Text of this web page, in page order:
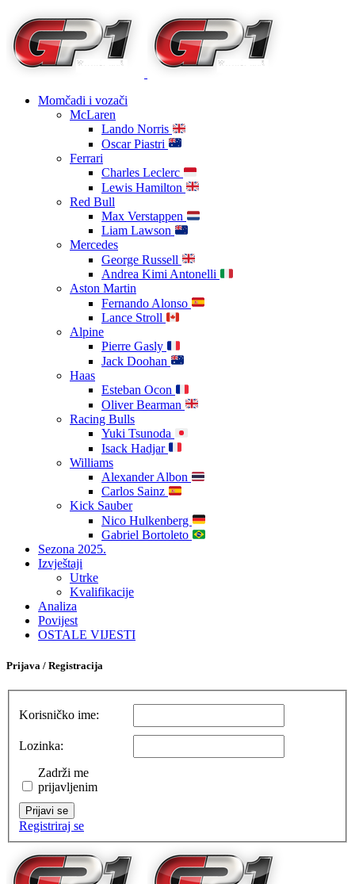
Momčadi i vozači
McLaren
Lando Norris
Oscar Piastri
Ferrari
Charles Leclerc
Lewis Hamilton
Red Bull
Max Verstappen
Liam Lawson
Mercedes
George Russell
Andrea Kimi Antonelli
Aston Martin
Fernando Alonso
Lance Stroll
Alpine
Pierre Gasly
Jack Doohan
Haas
Esteban Ocon
Oliver Bearman
Racing Bulls
Yuki Tsunoda
Isack Hadjar
Williams
Alexander Albon
Carlos Sainz
Kick Sauber
Nico Hulkenberg
Gabriel Bortoleto
Sezona 2025.
Izvještaji
Utrke
Kvalifikacije
Analiza
Povijest
OSTALE VIJESTI
Prijava / Registracija
Korisničko ime:
Lozinka:
Zadrži me
prijavljenim
Prijavi se
Registriraj se